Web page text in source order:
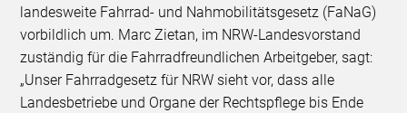
landesweite Fahrrad- und Nahmobilitätsgesetz (FaNaG)
vorbildlich um. Marc Zietan, im NRW-Landesvorstand
zuständig für die Fahrradfreundlichen Arbeitgeber, sagt:
„Unser Fahrradgesetz für NRW sieht vor, dass alle
Landesbetriebe und Organe der Rechtspflege bis Ende